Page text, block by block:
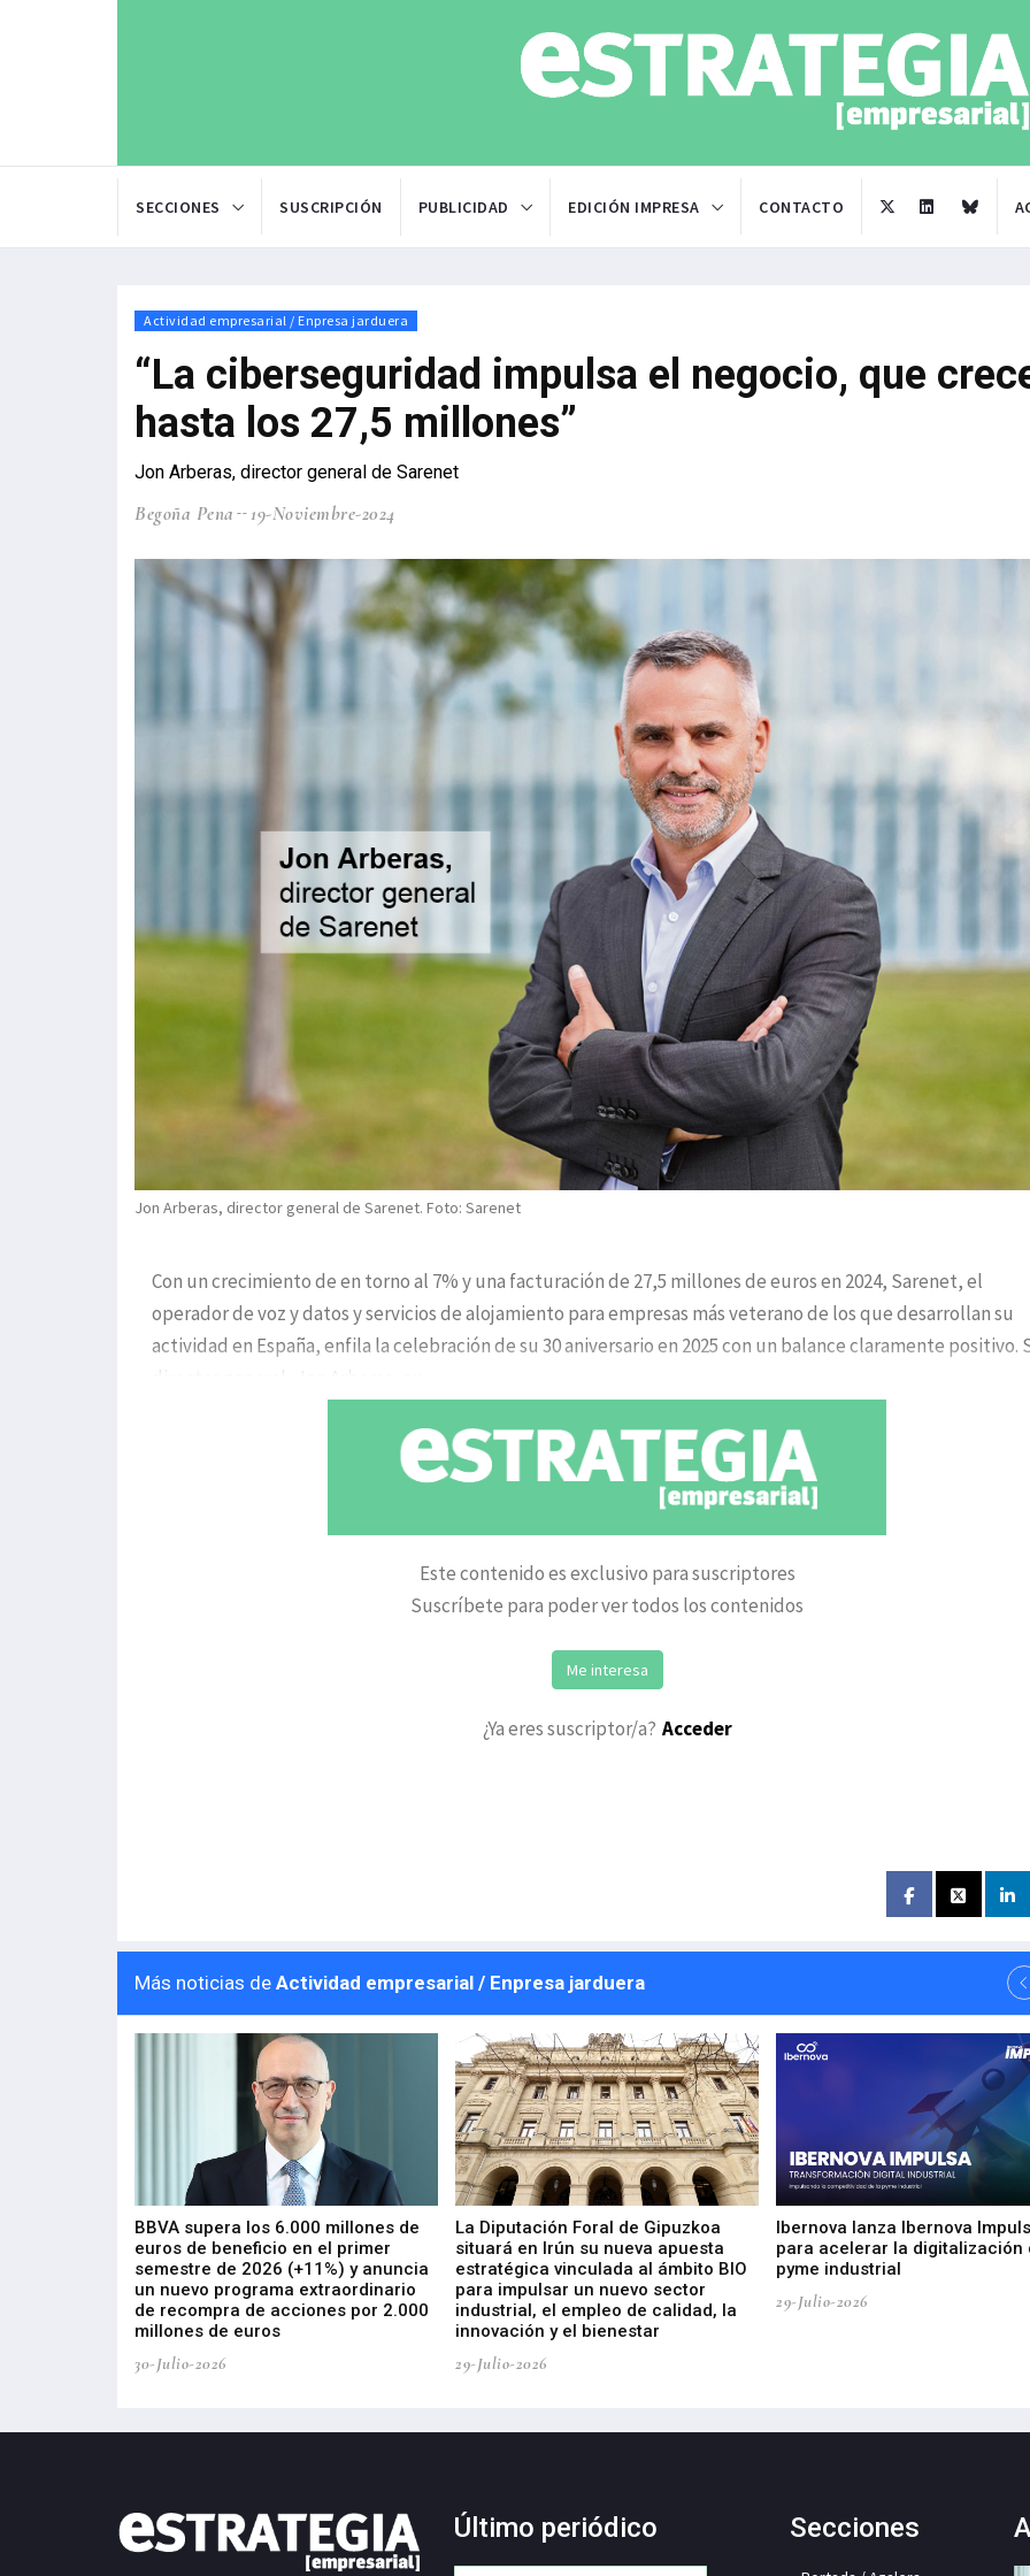
SECCIONES SUSCRIPCIÓN PUBLICIDAD EDICIÓN IMPRESA CONTACTO
Actividad empresarial / Enpresa jarduera
“La ciberseguridad impulsa el negocio, que
hasta los 27,5 millones”
Jon Arberas, director general de Sarenet
Begoña Pena 19-Noviembre-2024
Jon Arberas, director general de Sarenet. Foto: Sarenet
Con un crecimiento de en torno al 7% y una facturación de 27,5 millones de euros en 2024, Sarenet, el
operador de voz y datos y servicios de alojamiento para empresas más veterano de los que desarrollan su
actividad en España, enfila la celebración de su 30 aniversario en 2025 con un balance claramente positivo.
director general, Jon Arberas, ex
Este contenido es exclusivo para suscriptores
Suscríbete para poder ver todos los contenidos
Me interesa
¿Ya eres suscriptor/a? Acceder
Más noticias de Actividad empresarial / Enpresa jarduera
BBVA supera los 6.000 millones de
euros de beneficio en el primer
semestre de 2026 (+11%) y anuncia
un nuevo programa extraordinario
de recompra de acciones por 2.000
millones de euros
30-Julio-2026
La Diputación Foral de Gipuzkoa
situará en Irún su nueva apuesta
estratégica vinculada al ámbito BIO
para impulsar un nuevo sector
industrial, el empleo de calidad, la
innovación y el bienestar
29-Julio-2026
Ibernova lanza Ibernova
para acelerar la digitalización
pyme industrial
29-Julio-2026
Último periódico Secciones